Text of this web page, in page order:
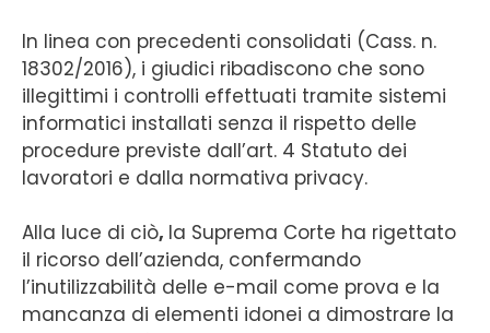
In linea con precedenti consolidati (Cass. n.
18302/2016), i giudici ribadiscono che sono
illegittimi i controlli effettuati tramite sistemi
informatici installati senza il rispetto delle
procedure previste dall’art. 4 Statuto dei
lavoratori e dalla normativa privacy.
Alla luce di ciò, la Suprema Corte ha rigettato
il ricorso dell’azienda, confermando
l’inutilizzabilità delle e-mail come prova e la
mancanza di elementi idonei a dimostrare la